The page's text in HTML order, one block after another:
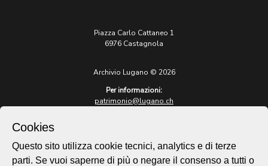
Piazza Carlo Cattaneo 1
6976 Castagnola
Archivio Lugano © 2026
Per informazioni:
patrimonio@lugano.ch
lugano.ch
Cookies
Questo sito utilizza cookie tecnici, analytics e di terze
parti. Se vuoi saperne di più o negare il consenso a tutti o